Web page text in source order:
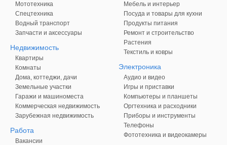
Мототехника
Спецтехника
Водный транспорт
Запчасти и аксессуары
Недвижимость
Квартиры
Комнаты
Дома, коттеджи, дачи
Земельные участки
Гаражи и машиноместа
Коммерческая недвижимость
Зарубежная недвижимость
Работа
Вакансии
Мебель и интерьер
Посуда и товары для кухни
Продукты питания
Ремонт и строительство
Растения
Текстиль и ковры
Электроника
Аудио и видео
Игры и приставки
Компьютеры и планшеты
Оргтехника и расходники
Приборы и инструменты
Телефоны
Фототехника и видеокамеры